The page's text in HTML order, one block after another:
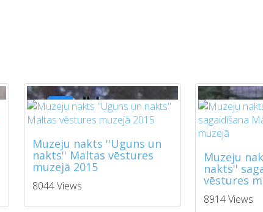
Muzeju nakts ''Uguns un
nakts'' Maltas vēstures
muzejā 2015
8044 Views
Muzeju
nakts''
vēstures
8914 Views